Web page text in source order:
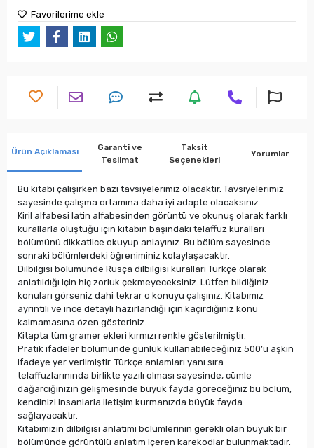
Favorilerime ekle
Ürün Açıklaması
Garanti ve
Teslimat
Taksit
Seçenekleri
Yorumlar
Bu kitabı çalışırken bazı tavsiyelerimiz olacaktır. Tavsiyelerimiz
sayesinde çalışma ortamına daha iyi adapte olacaksınız.
Kiril alfabesi latin alfabesinden görüntü ve okunuş olarak farklı
kurallarla oluştuğu için kitabın başındaki telaffuz kuralları
bölümünü dikkatlice okuyup anlayınız. Bu bölüm sayesinde
sonraki bölümlerdeki öğreniminiz kolaylaşacaktır.
Dilbilgisi bölümünde Rusça dilbilgisi kuralları Türkçe olarak
anlatıldığı için hiç zorluk çekmeyeceksiniz. Lütfen bildiğiniz
konuları görseniz dahi tekrar o konuyu çalışınız. Kitabımız
ayrıntılı ve ince detaylı hazırlandığı için kaçırdığınız konu
kalmamasına özen gösteriniz.
Kitapta tüm gramer ekleri kırmızı renkle gösterilmiştir.
Pratik ifadeler bölümünde günlük kullanabileceğiniz 500’ü aşkın
ifadeye yer verilmiştir. Türkçe anlamları yanı sıra
telaffuzlarınında birlikte yazılı olması sayesinde, cümle
dağarcığınızın gelişmesinde büyük fayda göreceğiniz bu bölüm,
kendinizi insanlarla iletişim kurmanızda büyük fayda
sağlayacaktır.
Kitabımızın dilbilgisi anlatımı bölümlerinin gerekli olan büyük bir
bölümünde görüntülü anlatım içeren karekodlar bulunmaktadır.